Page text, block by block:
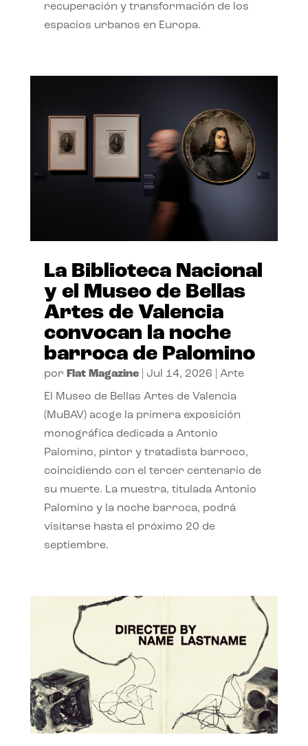
recuperación y transformación de los
espacios urbanos en Europa.
La Biblioteca Nacional
y el Museo de Bellas
Artes de Valencia
convocan la noche
barroca de Palomino
por Flat Magazine| Jul 14, 2026 Arte
El Museo de Bellas Artes de Valencia
(MuBAV) acoge la primera exposición
monográfica dedicada a Antonio
Palomino, pintor y tratadista barroco,
coincidiendo con el tercer centenario de
su muerte. La muestra, titulada Antonio
Palomino y la noche barroca, podrá
visitarse hasta el próximo 20 de
septiembre.